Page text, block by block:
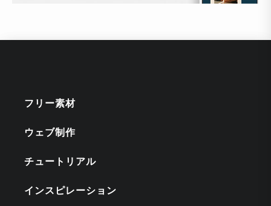
フリー素材
ウェブ制作
チュートリアル
インスピレーション